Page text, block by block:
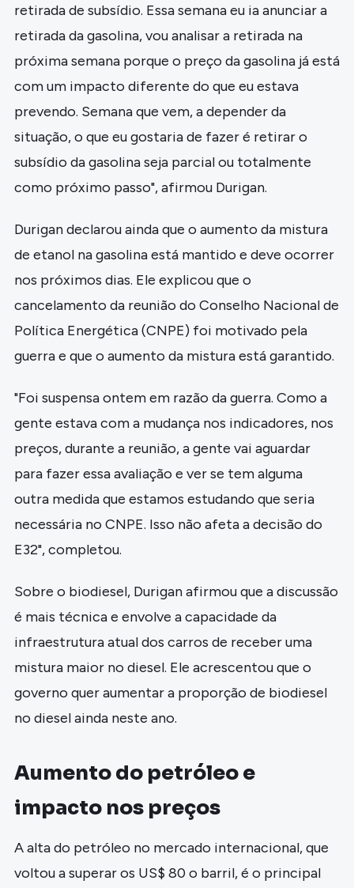
retirada de subsídio. Essa semana eu ia anunciar a
retirada da gasolina, vou analisar a retirada na
próxima semana porque o preço da gasolina já está
com um impacto diferente do que eu estava
prevendo. Semana que vem, a depender da
situação, o que eu gostaria de fazer é retirar o
subsídio da gasolina seja parcial ou totalmente
como próximo passo", afirmou Durigan.
Durigan declarou ainda que o aumento da mistura
de etanol na gasolina está mantido e deve ocorrer
nos próximos dias. Ele explicou que o
cancelamento da reunião do Conselho Nacional de
Política Energética (CNPE) foi motivado pela
guerra e que o aumento da mistura está garantido.
"Foi suspensa ontem em razão da guerra. Como a
gente estava com a mudança nos indicadores, nos
preços, durante a reunião, a gente vai aguardar
para fazer essa avaliação e ver se tem alguma
outra medida que estamos estudando que seria
necessária no CNPE. Isso não afeta a decisão do
E32", completou.
Sobre o biodiesel, Durigan afirmou que a discussão
é mais técnica e envolve a capacidade da
infraestrutura atual dos carros de receber uma
mistura maior no diesel. Ele acrescentou que o
governo quer aumentar a proporção de biodiesel
no diesel ainda neste ano.
Aumento do petróleo e
impacto nos preços
A alta do petróleo no mercado internacional, que
voltou a superar os US$ 80 o barril, é o principal